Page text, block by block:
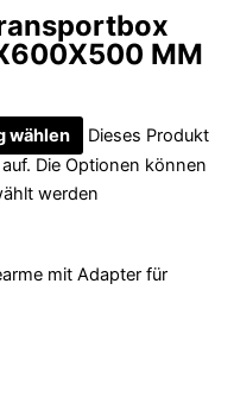
MM
wählen
Dieses Produkt
Die Optionen können
werden